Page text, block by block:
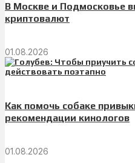
В Москве и Подмосковье
криптовалют
01.08.2026
Как помочь собаке
рекомендации кинологов
01.08.2026